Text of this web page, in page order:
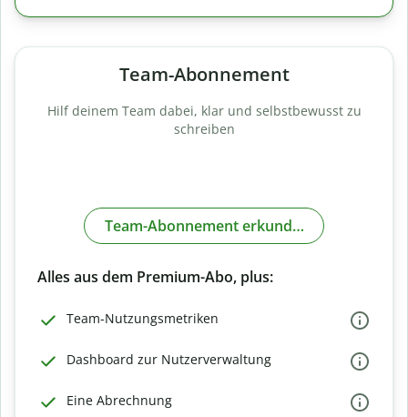
Team-Abonnement
Hilf deinem Team dabei, klar und selbstbewusst zu
schreiben
Team-Abonnement erkunden
Alles aus dem Premium-Abo, plus:
Team-Nutzungsmetriken
Dashboard zur Nutzerverwaltung
Eine Abrechnung